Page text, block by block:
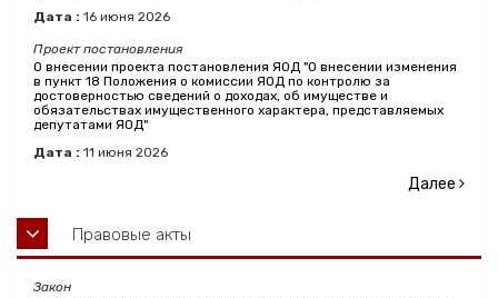
Дата : 16 июня 2026
Проект постановления
О внесении проекта постановления ЯОД "О внесении изменения
в пункт 18 Положения о комиссии ЯОД по контролю за
достоверностью сведений о доходах, об имуществе и
обязательствах имущественного характера, представляемых
депутатами ЯОД"
Дата : 11 июня 2026
Далее
Правовые акты
Закон